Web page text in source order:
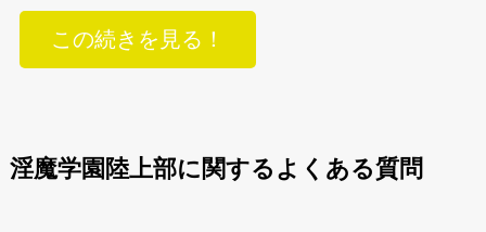
この続きを見る！
淫魔学園陸上部に関するよくある質問